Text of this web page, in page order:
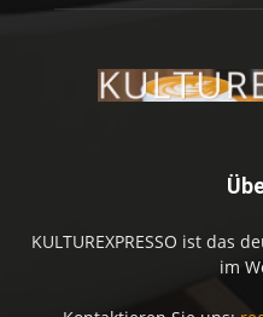
KULTUREXPRESSO ist das
im